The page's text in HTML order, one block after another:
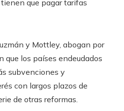
que pagar tarifas
y Mottley, abogan por
que los países endeudados
subvenciones y
con largos plazos de
de otras reformas.